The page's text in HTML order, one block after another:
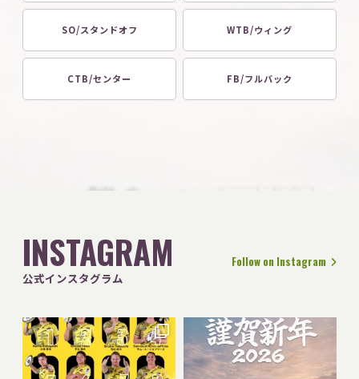
SO/スタンドオフ WTB/ウィング
CTB/センター FB/フルバック
INSTAGRAM
公式インスタグラム
Follow on Instagram